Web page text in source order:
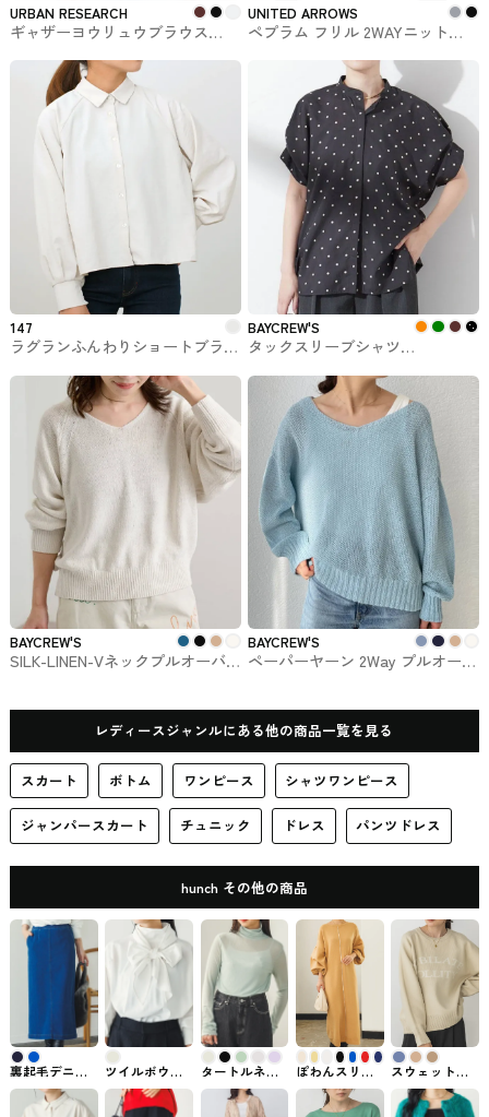
URBAN RESEARCH
ギャザーヨウリュウブラウス
す
UNITED ARROWS
ペプラム フリル 2WAYニット
147
ラグランふんわりショートブラウ
BAYCREW'S
タックスリーブシャツ
ス
BAYCREW'S
SILK-LINEN-Vネックプルオーバ
BAYCREW'S
ペーパーヤーン 2Way プルオーバ
レディースジャンルにある他の商品一覧を見る
スカート ボトム ワンピース シャツワンピース
ジャンパースカート チュニック ドレス パンツドレス
hunch その他の商品
裏起毛デニム
タイトスカー
ト hunch #スカ
ート
ツイルボウタ
イブラウス
hunch #トップ
ス
タートルネッ
クリブシアー
トップス
hunch #トップ
ぽわんスリー
ブニットワン
ピース hunch #
ワンピース
スウェットラ
イクロゴニッ
ト hunchのト
ップス